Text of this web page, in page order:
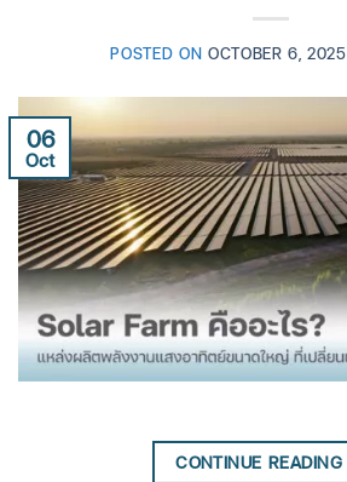
POSTED ON OCTOBER 6, 2025
06
Oct
CONTINUE READING